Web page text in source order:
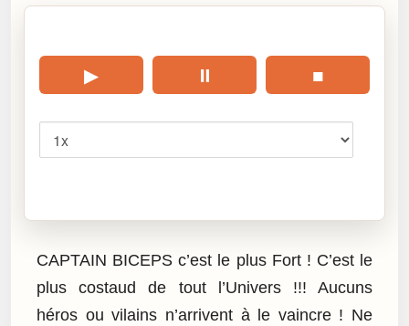
▶ ⏸ ■
CAPTAIN BICEPS c’est le plus Fort ! C’est le
plus costaud de tout l’Univers !!! Aucuns
héros ou vilains n’arrivent à le vaincre ! Ne